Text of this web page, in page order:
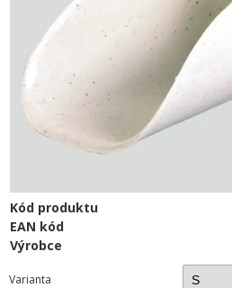
Kód produktu
EAN kód
Výrobce
Varianta